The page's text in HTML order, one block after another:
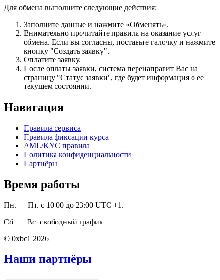
Для обмена выполните следующие действия:
Заполните данные и нажмите «Обменять».
Внимательно прочитайте правила на оказание услуг
обмена. Если вы согласны, поставьте галочку и нажмите
кнопку "Создать заявку".
Оплатите заявку.
После оплаты заявки, система перенаправит Вас на
страницу "Статус заявки", где будет информация о ее
текущем состоянии.
Навигация
Правила сервиса
Правила фиксации курса
AML/KYC правила
Политика конфиденциальности
Партнёры
Время работы
Пн. — Пт. с 10:00 до 23:00 UTC +1.
Сб. — Вс. свободный график.
© 0xbc1 2026
Наши партнёры